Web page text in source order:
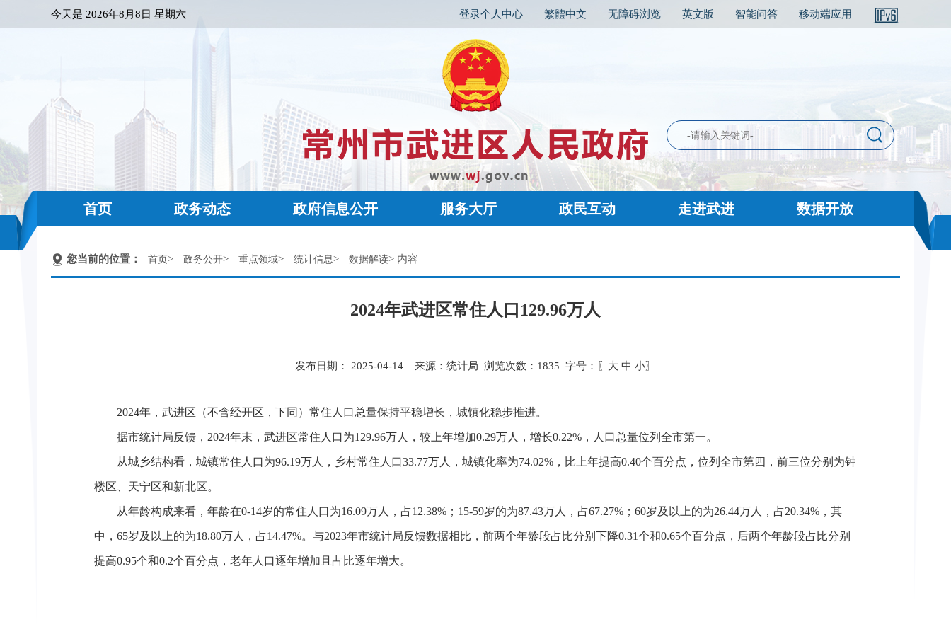
今天是 2026年8月8日 星期六 登录个人中心 繁體中文 无障碍浏览 英文版 智能问答 移动端应用
首页 政务动态 政府信息公开 服务大厅 政民互动 走进武进 数据开放
您当前的位置： 首页> 政务公开> 重点领域> 统计信息> 数据解读> 内容
2024年武进区常住人口129.96万人
发布日期： 2025-04-14 来源：统计局 浏览次数： 1835 字号：〖 大 中 小〗
2024年，武进区（不含经开区，下同）常住人口总量保持平稳增长，城镇化稳步推进。
据市统计局反馈，2024年末，武进区常住人口为129.96万人，较上年增加0.29万人，增长0.22%，人口总量位列全市第一。
从城乡结构看，城镇常住人口为96.19万人，乡村常住人口33.77万人，城镇化率为74.02%，比上年提高0.40个百分点，位列全市第四，前三位分别为钟
楼区、天宁区和新北区。
从年龄构成来看，年龄在0-14岁的常住人口为16.09万人，占12.38%；15-59岁的为87.43万人，占67.27%；60岁及以上的为26.44万人，占20.34%，其
中，65岁及以上的为18.80万人，占14.47%。与2023年市统计局反馈数据相比，前两个年龄段占比分别下降0.31个和0.65个百分点，后两个年龄段占比分别
提高0.95个和0.2个百分点，老年人口逐年增加且占比逐年增大。